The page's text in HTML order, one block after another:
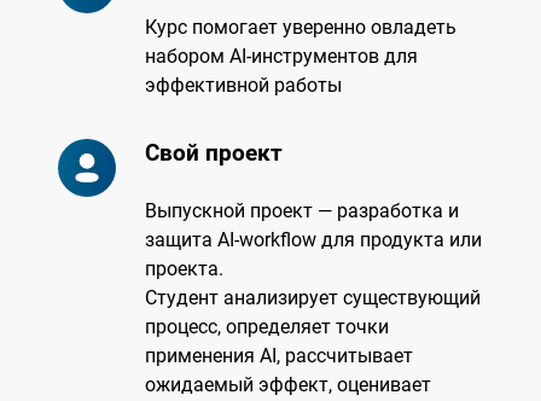
Курс помогает уверенно овладеть
набором AI-инструментов для
эффективной работы
Свой проект
Выпускной проект — разработка и
защита AI-workflow для продукта или
проекта.
Студент анализирует существующий
процесс, определяет точки
применения AI, рассчитывает
ожидаемый эффект, оценивает